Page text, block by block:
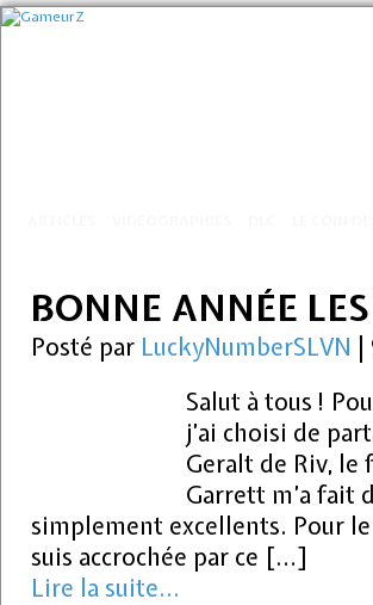
BONNE ANNÉE
Posté par LuckyNumberSLVN
Salut à tous !
j’ai choisi de
Geralt de Riv, le
Garrett m’a fait
simplement excellents. Pour
suis accrochée par ce […]
Lire la suite...